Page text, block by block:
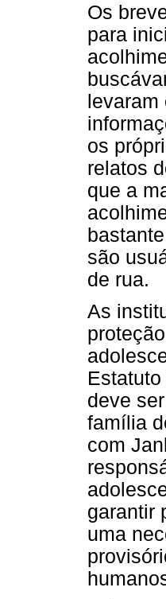
Os
para
levaram
os
relatos
que a
são
de rua.
As
deve
família
com
garantir
uma